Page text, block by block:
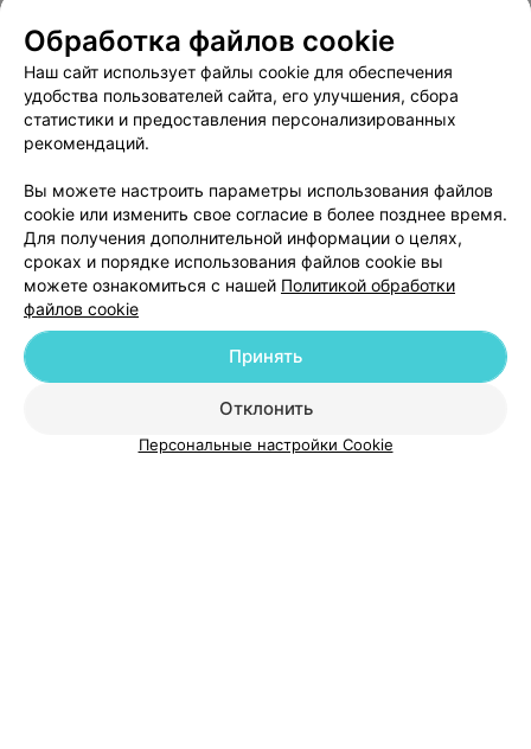
Добавить специалиста
Медицинский маркетинг
Публичный договор
Пользовательское соглашение
Способы оплаты
Обработка файлов cookie
Наш сайт использует файлы cookie для обеспечения
удобства пользователей сайта, его улучшения, сбора
статистики и предоставления персонализированных
рекомендаций.
Вы можете настроить параметры использования файлов
cookie или изменить свое согласие в более позднее время.
Для получения дополнительной информации о целях,
сроках и порядке использования файлов cookie вы
можете ознакомиться с нашей Политикой обработки
файлов cookie
Отклонить
Принять
Персональные настройки Cookie